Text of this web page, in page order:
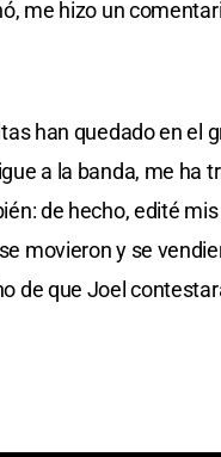
me hizo un
han quedado en el
a la banda, me ha
de hecho, edité
movieron y se
de que Joel